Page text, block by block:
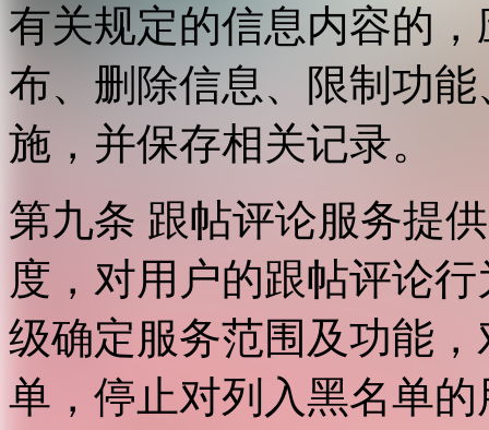
有关规定的信息内容的
布、删除信息、限制功
施，并保存相关记录。
第九条 跟帖评论服务提
度，对用户的跟帖评论
级确定服务范围及功能
单，停止对列入黑名单